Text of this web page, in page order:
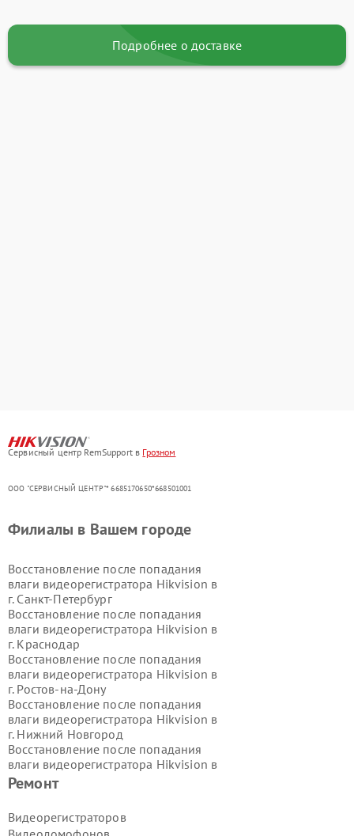
Подробнее о доставке
Сервисный центр RemSupport в Грозном
ООО "СЕРВИСНЫЙ ЦЕНТР"* 6685170650*668501001
Ремонт
Видеорегистраторов
Филиалы в Вашем городе
Восстановление после попадания
влаги видеорегистратора Hikvision в
г. Санкт-Петербург
Восстановление после попадания
влаги видеорегистратора Hikvision в
г. Краснодар
Восстановление после попадания
влаги видеорегистратора Hikvision в
г. Ростов-на-Дону
Восстановление после попадания
влаги видеорегистратора Hikvision в
г. Нижний Новгород
Восстановление после попадания
влаги видеорегистратора Hikvision в
г.Новосибирск
влаги видеорегистратора Hikvision в
г.Екатеринбург